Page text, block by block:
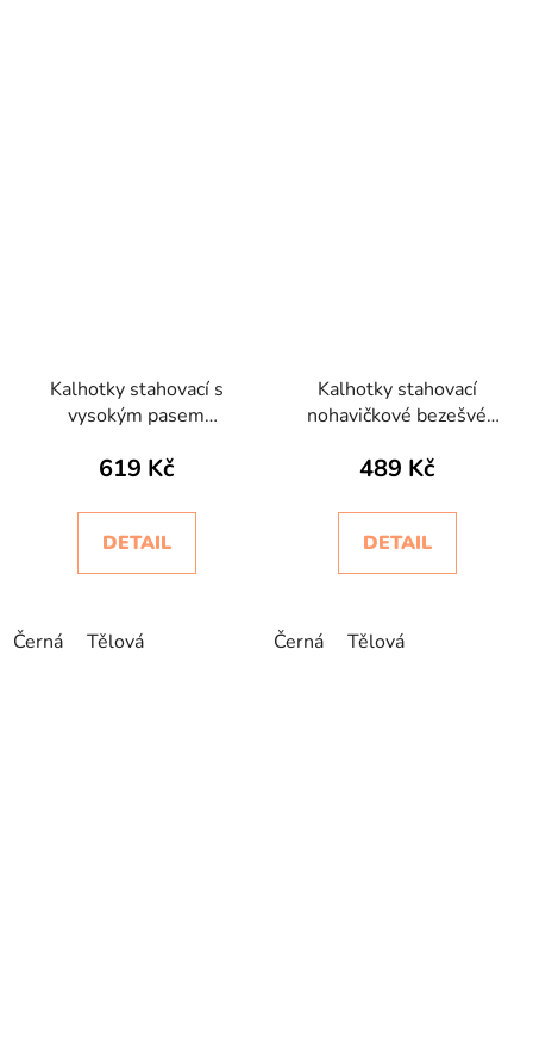
Kalhotky stahovací s
vysokým pasem
Invisibile
619 Kč
DETAIL
Černá Tělová
Kalhotky stahovací
nohavičkové bezešvé
489 Kč
DETAIL
Černá Tělová